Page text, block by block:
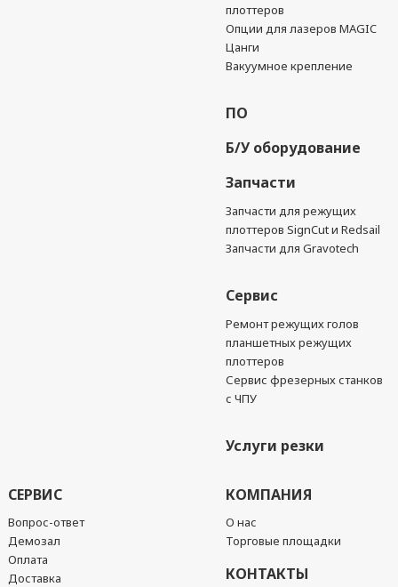
плоттеров
Опции для лазеров MAGIC
Цанги
Вакуумное крепление
ПО
Б/У оборудование
Запчасти
Запчасти для режущих
плоттеров SignCut и Redsail
Запчасти для Gravotech
Сервис
Ремонт режущих голов
планшетных режущих
плоттеров
Сервис фрезерных станков
с ЧПУ
Услуги резки
СЕРВИС
Вопрос-ответ
Демозал
Оплата
Доставка
КОМПАНИЯ
О нас
Торговые площадки
КОНТАКТЫ